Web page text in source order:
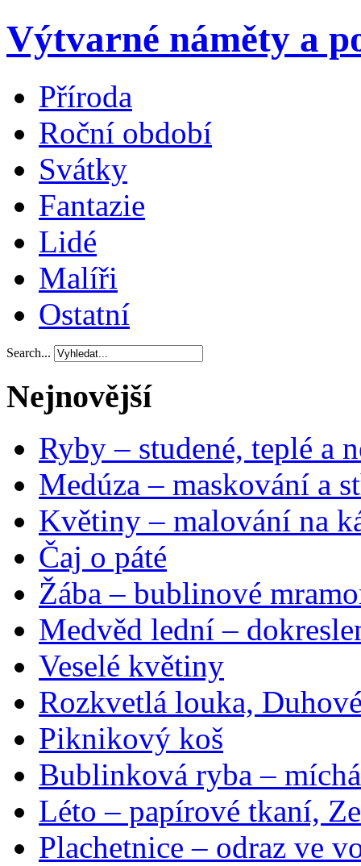
Výtvarné náměty a
Příroda
Roční období
Svátky
Fantazie
Lidé
Malíři
Ostatní
Search...
Nejnovější
Ryby – studené, teplé a
Medúza – maskování a
Květiny – malování na
Čaj o páté
Žába – bublinové
Medvěd lední –
Veselé květiny
Rozkvetlá louka,
Piknikový koš
Bublinková ryba –
Léto – papírové tkaní,
Plachetnice – odraz ve